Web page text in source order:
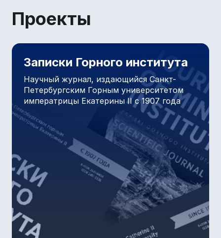
Проекты
Записки Горного института
Научный журнал, издающийся Санкт-
Петербургским Горным университетом
императрицы Екатерины II с 1907 года